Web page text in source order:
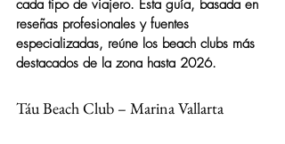
cada tipo de viajero. Esta guía, basada en
reseñas profesionales y fuentes
especializadas, reúne los beach clubs más
destacados de la zona hasta 2026.
Táu Beach Club – Marina Vallarta